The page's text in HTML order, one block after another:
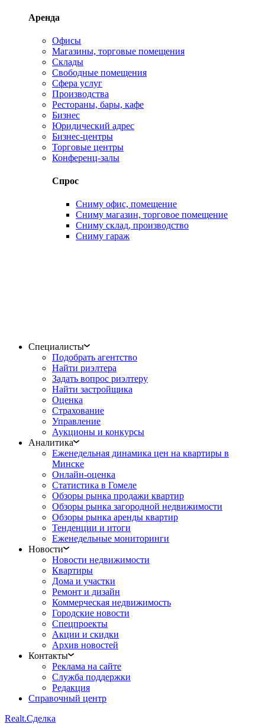
Аренда
Офисы
Магазины, торговые помещения
Склады
Свободные помещения
Сфера услуг
Производства
Рестораны, бары, кафе
Бизнес
Юридический адрес
Бизнес-центры
Торговые центры
Конференц-залы
Спрос
Сниму офис, помещение
Сниму магазин, торговое помещение
Сниму склад, производство
Сниму гараж
Специалисты
Подобрать агентство
Найти риэлтера
Задать вопрос риэлтеру
Найти застройщика
Оценка
Страхование
Управление
Аукционы и конкурсы
Аналитика
Еженедельная динамика цен на квартиры в
Минске
Онлайн-оценка
Статистика в Гомеле
Обзоры рынка продажи квартир
Обзоры рынка загородной недвижимости
Обзоры рынка аренды квартир
Тенденции и итоги
Еженедельные мониторинги
Новости
Новости недвижимости
Квартиры
Дома и участки
Ремонт и дизайн
Коммерческая недвижимость
Городские новости
Спецпроекты
Акции и скидки
Архив новостей
Контакты
Реклама на сайте
Служба поддержки
Редакция
Справочный центр
Realt.Сделка